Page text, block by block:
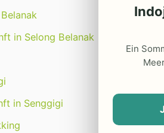
in Selong Belanak
in Senggigi
Ein